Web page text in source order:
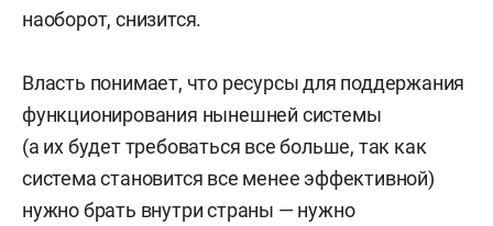
наоборот, снизится.
Власть понимает, что ресурсы для поддержания
функционирования нынешней системы
(а их будет требоваться все больше, так как
система становится все менее эффективной)
нужно брать внутри страны — нужно